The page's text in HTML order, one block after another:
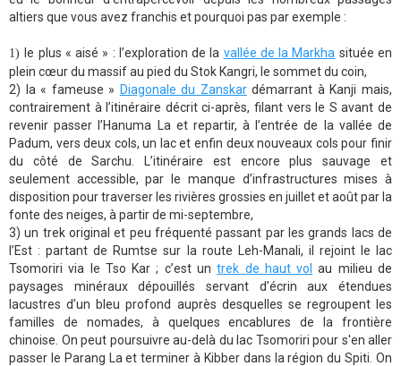
altiers que vous avez franchis et pourquoi pas par exemple :
1) le plus « aisé » : l’exploration de la vallée de la Markha située en
plein cœur du massif au pied du Stok Kangri, le sommet du coin,
2) la « fameuse » Diagonale du Zanskardémarrant à Kanji mais,
contrairement à l’itinéraire décrit ci-après, filant vers le S avant de
revenir passer l’Hanuma La et repartir, à l’entrée de la vallée de
Padum, vers deux cols, un lac et enfin deux nouveaux cols pour finir
du côté de Sarchu. L’itinéraire est encore plus sauvage et
seulement accessible, par le manque d’infrastructures mises à
disposition pour traverser les rivières grossies en juillet et août par la
fonte des neiges, à partir de mi-septembre,
3) un trek original et peu fréquenté passant par les grands lacs de
l’Est : partant de Rumtse sur la route Leh-Manali, il rejoint le lac
Tsomoriri via le Tso Kar ; c’est untrek de haut vol au milieu de
paysages minéraux dépouillés servant d’écrin aux étendues
lacustres d’un bleu profond auprès desquelles se regroupent les
familles de nomades, à quelques encablures de la frontière
chinoise. On peut poursuivre au-delà du lac Tsomoriri pour s'en aller
passer le Parang La et terminer à Kibber dans la région du Spiti. On